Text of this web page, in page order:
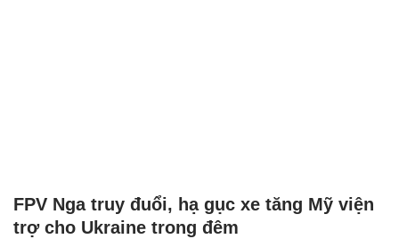
FPV Nga truy đuổi, hạ gục xe tăng Mỹ viện
trợ cho Ukraine trong đêm